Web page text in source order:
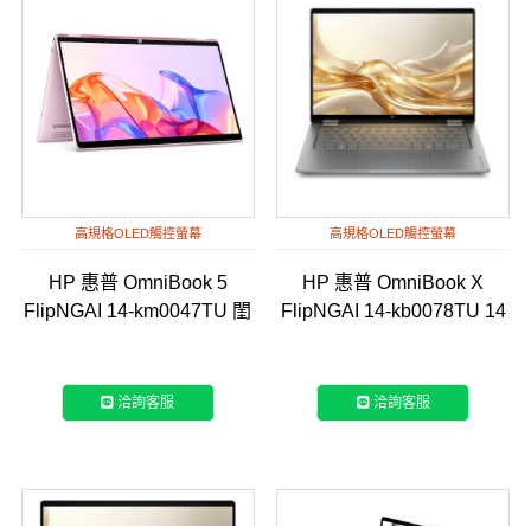
高規格OLED觸控螢幕
HP 惠普 OmniBook 5
FlipNGAI 14-km0047TU 閨
洽詢客服
高規格OLED觸控螢幕
HP 惠普 OmniBook X
FlipNGAI 14-kb0078TU 14
洽詢客服